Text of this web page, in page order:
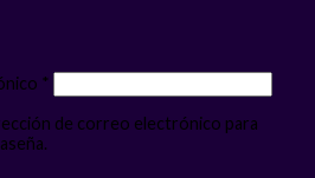
*
de correo electrónico para